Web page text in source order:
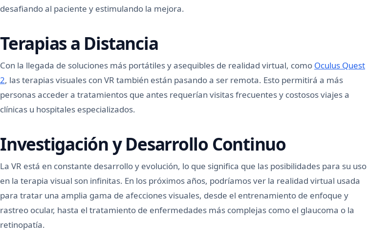
desafiando al paciente y estimulando la mejora.
Terapias a Distancia
Con la llegada de soluciones más portátiles y asequibles de realidad virtual, como Oculus Quest
2, las terapias visuales con VR también están pasando a ser remota. Esto permitirá a más
personas acceder a tratamientos que antes requerían visitas frecuentes y costosos viajes a
clínicas u hospitales especializados.
Investigación y Desarrollo Continuo
La VR está en constante desarrollo y evolución, lo que significa que las posibilidades para su uso
en la terapia visual son infinitas. En los próximos años, podríamos ver la realidad virtual usada
para tratar una amplia gama de afecciones visuales, desde el entrenamiento de enfoque y
rastreo ocular, hasta el tratamiento de enfermedades más complejas como el glaucoma o la
retinopatía.